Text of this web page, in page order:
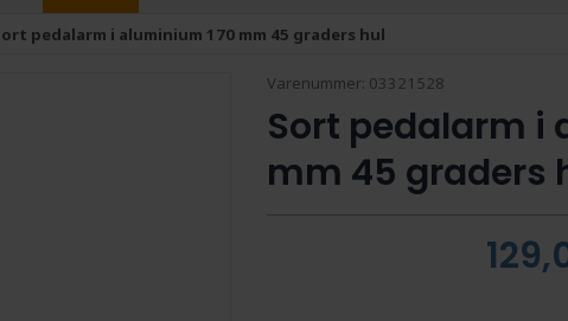
pedalarm i aluminium 170 mm 45 graders hul
Varenummer: 03321528
Sort pedalarm i
mm 45 graders